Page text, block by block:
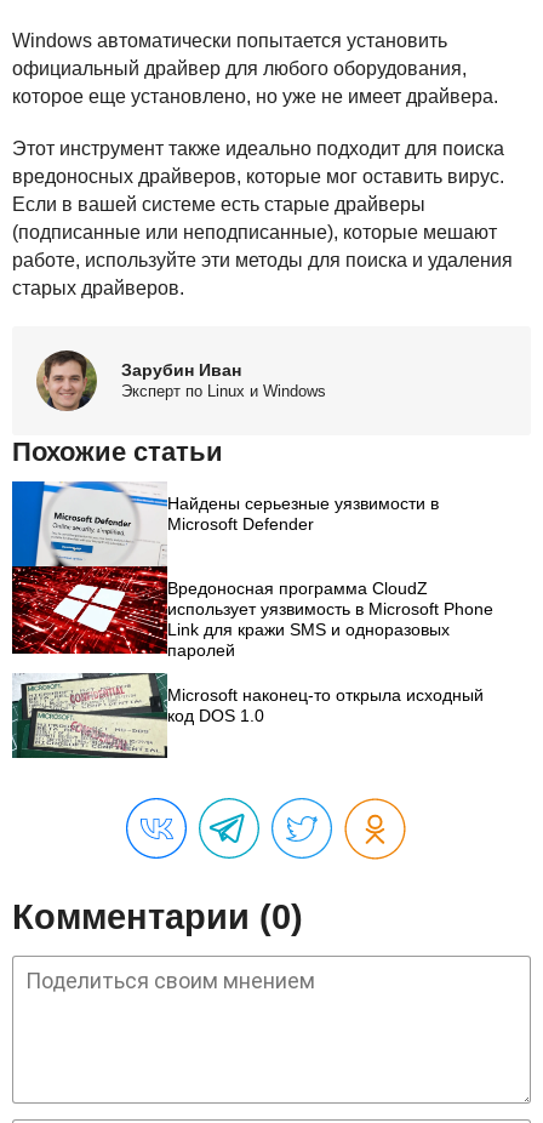
Windows автоматически попытается установить
официальный драйвер для любого оборудования,
которое еще установлено, но уже не имеет драйвера.
Этот инструмент также идеально подходит для поиска
вредоносных драйверов, которые мог оставить вирус.
Если в вашей системе есть старые драйверы
(подписанные или неподписанные), которые мешают
работе, используйте эти методы для поиска и удаления
старых драйверов.
Зарубин Иван
Эксперт по Linux и Windows
Похожие статьи
Найдены серьезные уязвимости в
Microsoft Defender
Вредоносная программа CloudZ
использует уязвимость в Microsoft Phone
Link для кражи SMS и одноразовых
паролей
Microsoft наконец-то открыла исходный
код DOS 1.0
Комментарии (0)